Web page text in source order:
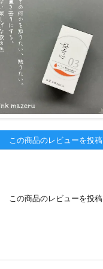
この商品のレビューを投稿
この商品のレビューを投稿